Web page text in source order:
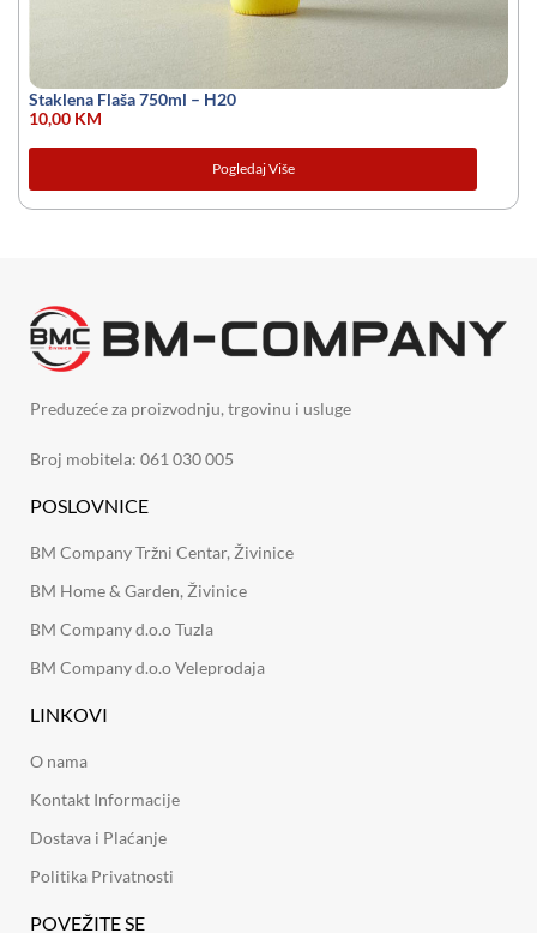
Staklena Flaša 750ml – H20
10,00 KM
Pogledaj Više
Preduzeće za proizvodnju, trgovinu i usluge
Broj mobitela: 061 030 005
POSLOVNICE
BM Company Tržni Centar, Živinice
BM Home & Garden, Živinice
BM Company d.o.o Tuzla
BM Company d.o.o Veleprodaja
LINKOVI
O nama
Kontakt Informacije
Dostava i Plaćanje
Politika Privatnosti
POVEŽITE SE